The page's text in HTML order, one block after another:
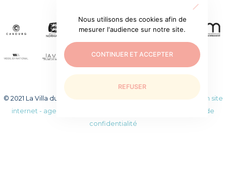
© 2021 La Villa du temps retrouvé. Tous droits réservés.Création site
internet - agence web WEEZY
Politique de
confidentialité
Nous utilisons des cookies afin de
mesurer l'audience sur notre site.
CONTINUER ET ACCEPTER
REFUSER